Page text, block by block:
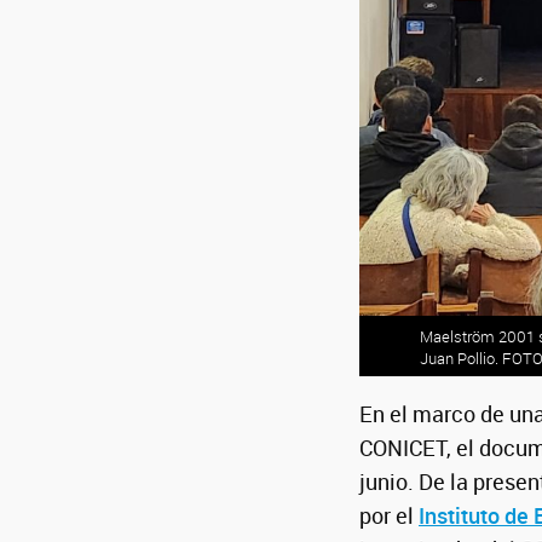
Maelström 2001
Juan Pollio.
Pregliasco
de la UNaM.
El martes 13 se
Nicosia)
En el marco de
CONICET, el
junio. De la
por el Instituto de